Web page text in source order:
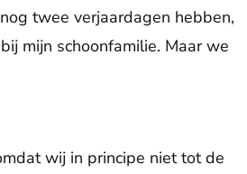
twee verjaardagen hebben,
mijn schoonfamilie. Maar we
wij in principe niet tot de